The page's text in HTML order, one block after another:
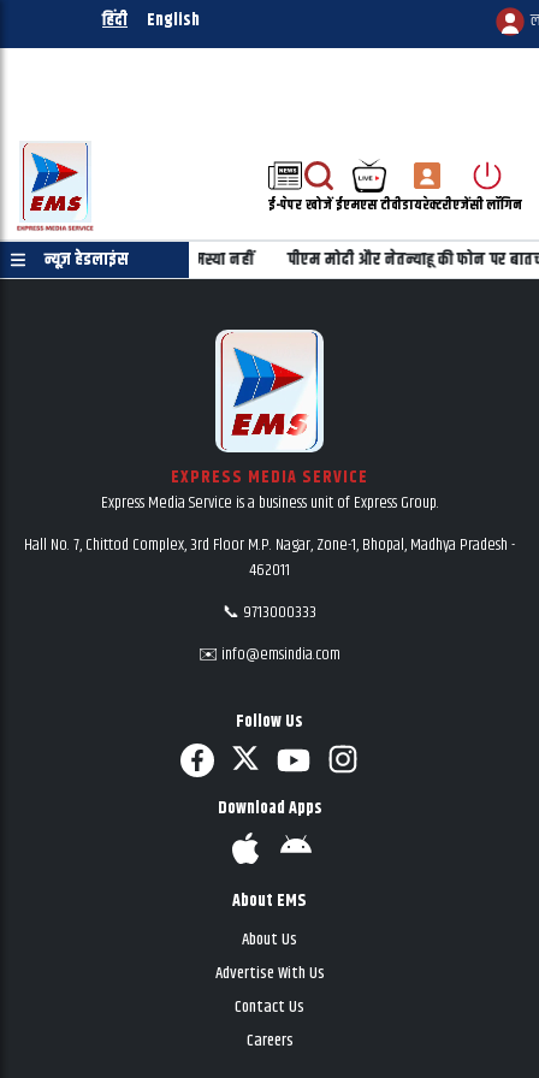
हिंदी English
ई-पेपरखोजेंईएमएस टीवीडायरेक्टरीएजेंसी लॉगिन
न्यूज़ हेडलाइंस
शिक्षकों के वेतन में कोई समस्या नहीं पीएम मोदी और नेतन्याहू की फोन पर
EXPRESS MEDIA SERVICE
Express Media Service is a business unit of Express Group.
Hall No. 7, Chittod Complex, 3rd Floor M.P. Nagar, Zone-1, Bhopal, Madhya Pradesh -
462011
📞 9713000333
✉️ info@emsindia.com
Follow Us
Download Apps
About EMS
About Us
Advertise With Us
Contact Us
Careers